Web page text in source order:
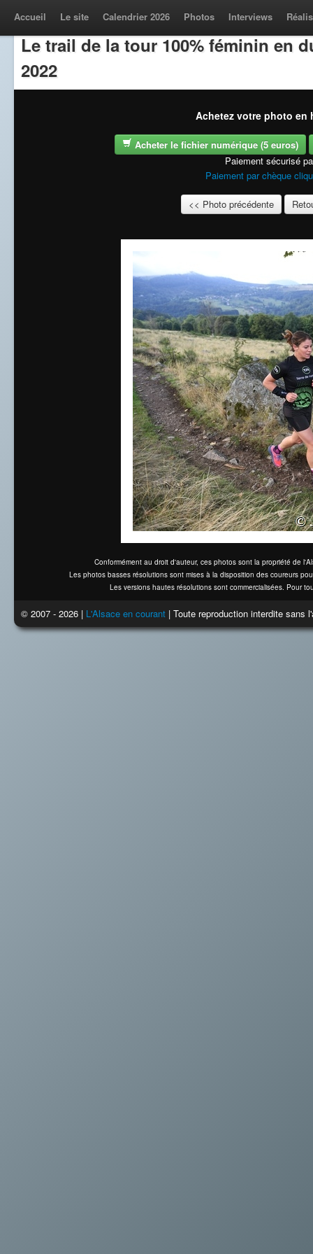
Accueil Le site Calendrier 2026 Photos Interviews
Le trail de la tour 100% féminin en
2022
Achetez votre photo en
Acheter le fichier numérique (5 euros)
Paiement sécurisé
Paiement par chèque
<< Photo précédente
Conformément au droit d'auteur, ces photos sont la propriété de
Les photos basses résolutions sont mises à la disposition des coureurs
Les versions hautes résolutions sont commercialisées. Pour
© 2007 - 2026 | L'Alsace en courant | Toute reproduction interdite sans